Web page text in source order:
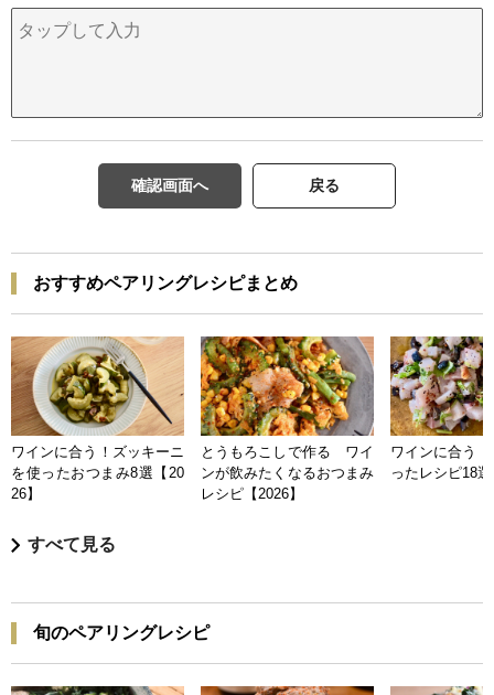
確認画面へ 戻る
おすすめペアリングレシピまとめ
ワインに合う！ズッキーニ
を使ったおつまみ8選【20
26】
とうもろこしで作る ワイ
ンが飲みたくなるおつまみ
レシピ【2026】
ワインに合う
ったレシピ18
すべて見る
旬のペアリングレシピ